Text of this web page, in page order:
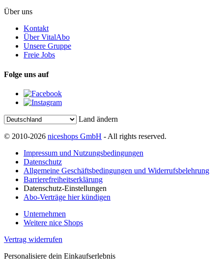
Über uns
Kontakt
Über VitalAbo
Unsere Gruppe
Freie Jobs
Folge uns auf
Land ändern
© 2010-2026 niceshops GmbH - All rights reserved.
Impressum und Nutzungsbedingungen
Datenschutz
Allgemeine Geschäftsbedingungen und Widerrufsbelehrung
Barrierefreiheitserklärung
Datenschutz-Einstellungen
Abo-Verträge hier kündigen
Unternehmen
Weitere nice Shops
Vertrag widerrufen
Personalisiere dein Einkaufserlebnis